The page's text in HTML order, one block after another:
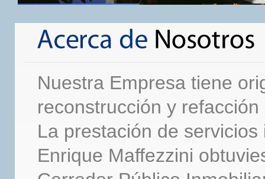
Nuestra Empresa tiene
reconstrucción y
La prestación de
Enrique Maffezzini